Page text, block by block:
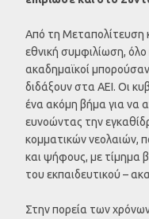
Από τη Μεταπολίτευση
εθνική συμφιλίωση, όλο
ακαδημαϊκοί
διδάξουν στα ΑΕΙ. Οι
ένα ακόμη βήμα για να
ευνοώντας την
κομματικών νεολαιών,
και ψήφους, με τίμημα
του εκπαιδευτικού –
Στην πορεία των